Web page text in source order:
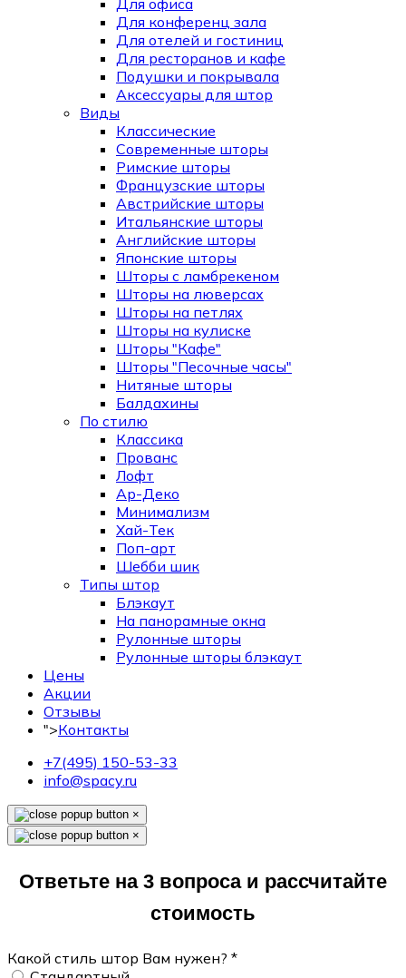
Для офиса
Для конференц зала
Для отелей и гостиниц
Для ресторанов и кафе
Подушки и покрывала
Аксессуары для штор
Виды
Классические
Современные шторы
Римские шторы
Французские шторы
Австрийские шторы
Итальянские шторы
Английские шторы
Японские шторы
Шторы с ламбрекеном
Шторы на люверсах
Шторы на петлях
Шторы на кулиске
Шторы "Кафе"
Шторы "Песочные часы"
Нитяные шторы
Балдахины
По стилю
Классика
Прованс
Лофт
Ар-Деко
Минимализм
Хай-Тек
Поп-арт
Шебби шик
Типы штор
Блэкаут
На панорамные окна
Рулонные шторы
Рулонные шторы блэкаут
Цены
Акции
Отзывы
">Контакты
+7(495) 150-53-33
info@spacy.ru
×
×
Ответьте на 3 вопроса и рассчитайте
стоимость
Какой стиль штор Вам нужен? *